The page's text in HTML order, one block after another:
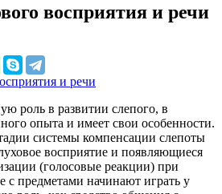
восприятия и речи
роль в развитии слепого, в
опыта и имеет свои особенности.
системы компенсации слепоты
восприятие и появляющиеся
(голосовые реакции) при
с предметами начинают играть у